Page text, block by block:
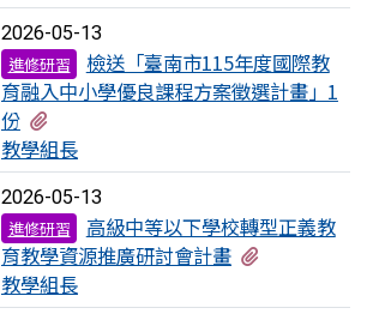
2026-05-13
進修研習
檢送「臺南市115年度國際教
育融入中小學優良課程方案徵選計畫」1
份
教學組長
2026-05-13
進修研習
高級中等以下學校轉型正義教
育教學資源推廣研討會計畫
教學組長